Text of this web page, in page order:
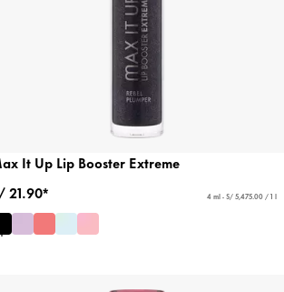
It Up Lip Booster Extreme
21.90*
4 ml - S/ 5,475.00 / 1 l